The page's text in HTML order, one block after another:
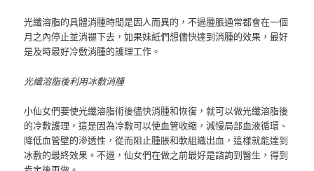
光纖溶脂的具體消腫時間是因人而異的，不過腫脹通常都會在一個
月之內停止並消褪下去，如果妹紙們想儘快達到消腫的效果，最好
是及時最好冷敷消腫的護理工作。
光纖溶脂後利用冰敷消腫
小仙女們要使光纖溶脂術後儘快消腫和恢復，就可以做光纖溶脂後
的冷敷護理，這是因為冷敷可以使血管收縮，減慢局部血液循環、
降低血管壁的滲透性，從而阻止腫脹和軟組織出血，這樣就能達到
冰敷的最終效果。不過，仙女們在做之前最好是諮詢到醫生，得到